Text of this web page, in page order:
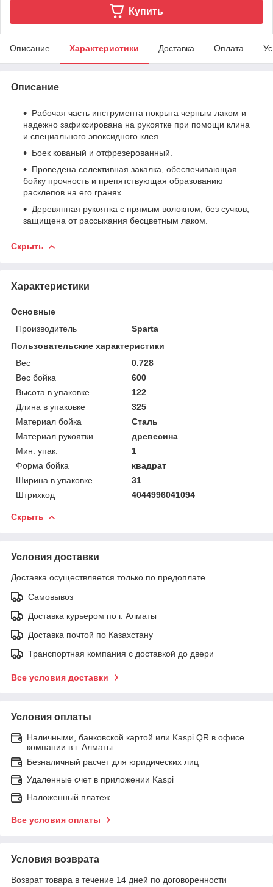
Купить
Описание Характеристики Доставка Оплата
Описание
Рабочая часть инструмента покрыта черным лаком и
надежно зафиксирована на рукоятке при помощи клина
и специального эпоксидного клея.
Боек кованый и отфрезерованный.
Проведена селективная закалка, обеспечивающая
бойку прочность и препятствующая образованию
расклепов на его гранях.
Деревянная рукоятка c прямым волокном, без сучков,
защищена от рассыхания бесцветным лаком.
Скрыть
Характеристики
Основные
Производитель
Sparta
Пользовательские характеристики
Вес
0.728
Вес бойка
600
Высота в упаковке
122
Длина в упаковке
325
Материал бойка
Сталь
Материал рукоятки
древесина
Мин. упак.
1
Форма бойка
квадрат
Ширина в упаковке
31
Штрихкод
4044996041094
Скрыть
Условия доставки
Доставка осуществляется только по предоплате.
Самовывоз
Доставка курьером по г. Алматы
Доставка почтой по Казахстану
Транспортная компания с доставкой до двери
Все условия доставки
Условия оплаты
Наличными, банковской картой или Kaspi QR в офисе
компании в г. Алматы.
Безналичный расчет для юридических лиц
Удаленные счет в приложении Kaspi
Наложенный платеж
Все условия оплаты
Условия возврата
Возврат товара в течение 14 дней по договоренности